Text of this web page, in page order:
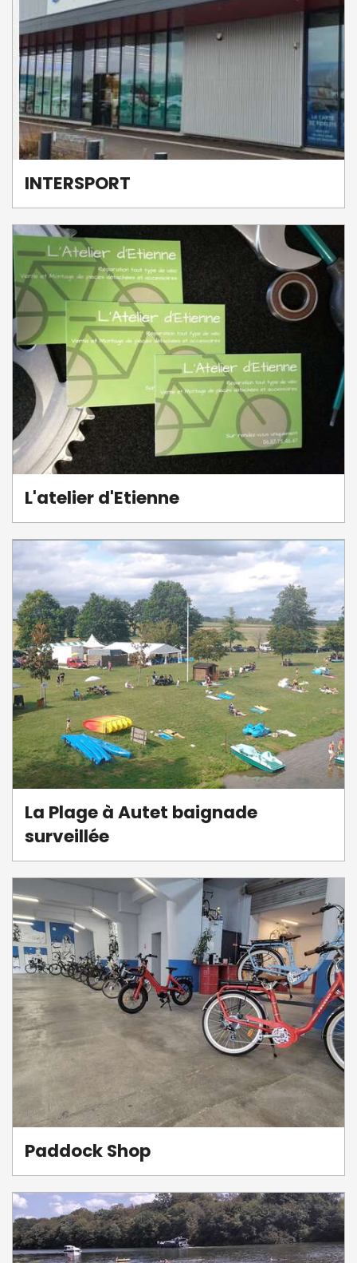
INTERSPORT
L'atelier d'Etienne
La Plage à Autet baignade
surveillée
Paddock Shop